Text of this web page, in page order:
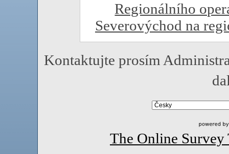
Regionálního
Severovýchod na
Kontaktujte prosím
The Online Survey